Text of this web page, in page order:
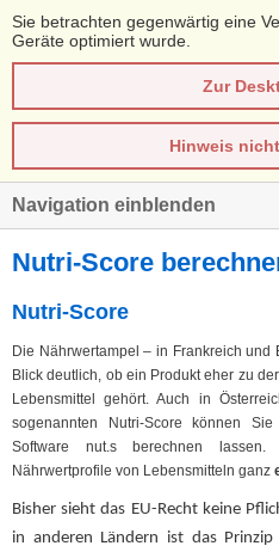
Sie betrachten gegenwärtig eine
Geräte optimiert wurde.
Zur
Hinweis
Navigation einblenden
Nutri-Score
Nutri-Score
Die Nährwertampel – in Frankreich
Blick deutlich, ob ein Produkt eher zu
Lebensmittel gehört. Auch in
sogenannten Nutri-Score können
Software nut.s berechnen
Nährwertprofile von Lebensmitteln ganz
Bisher sieht das EU-Recht keine
in anderen Ländern ist das